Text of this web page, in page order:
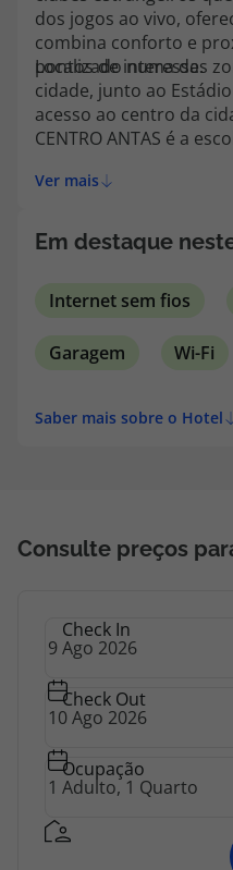
A sua agência de viagens Top
sempre mais perto de si, para
na marcação das suas viagens,
center a funcionar todos os dias
das 10:00 às 14:00.
dos jogos ao vivo,
combina conforto e
pontos de interesse.
Localizado numa das
cidade, junto ao
acesso ao centro da
CENTRO ANTAS é a
Ver mais
Em destaque
Internet sem fios
Garagem Wi-Fi
Saber mais sobre o Hotel
Consulte preços
Check In
Check Out
Ocupação